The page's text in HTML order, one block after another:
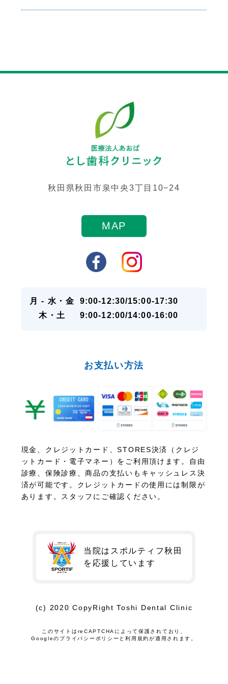
秋田県秋田市泉中央3丁目10−24
MAP
月 - 水・金
9:00-12:30/15:00-17:30
木・土
9:00-12:00/14:00-16:00
お支払い方法
現金、クレジットカード、STORES決済（クレジ
ットカード・電子マネー）をご利用頂けます。自由
診療、保険診療、商品の支払いもキャッシュレス決
済が可能です。クレジットカードの使用には制限が
あります。スタッフにご確認ください。
当院はスポルティフ秋田
を 応援しています
(c) 2020 CopyRight Toshi Dental Clinic
このサイトはreCAPTCHAによって保護されており、
Googleの プライバシーポリシー と利用規約が適用されます。